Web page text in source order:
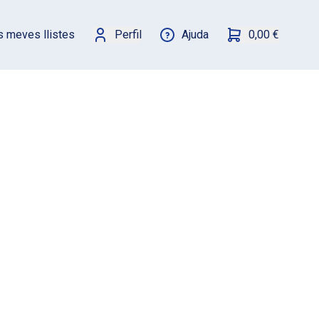
meves llistes Perfil Ajuda 0,00 €